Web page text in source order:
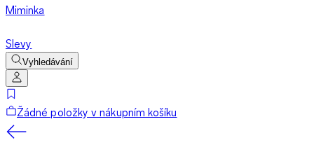
Miminka
Slevy
Vyhledávání
Žádné položky v nákupním košíku